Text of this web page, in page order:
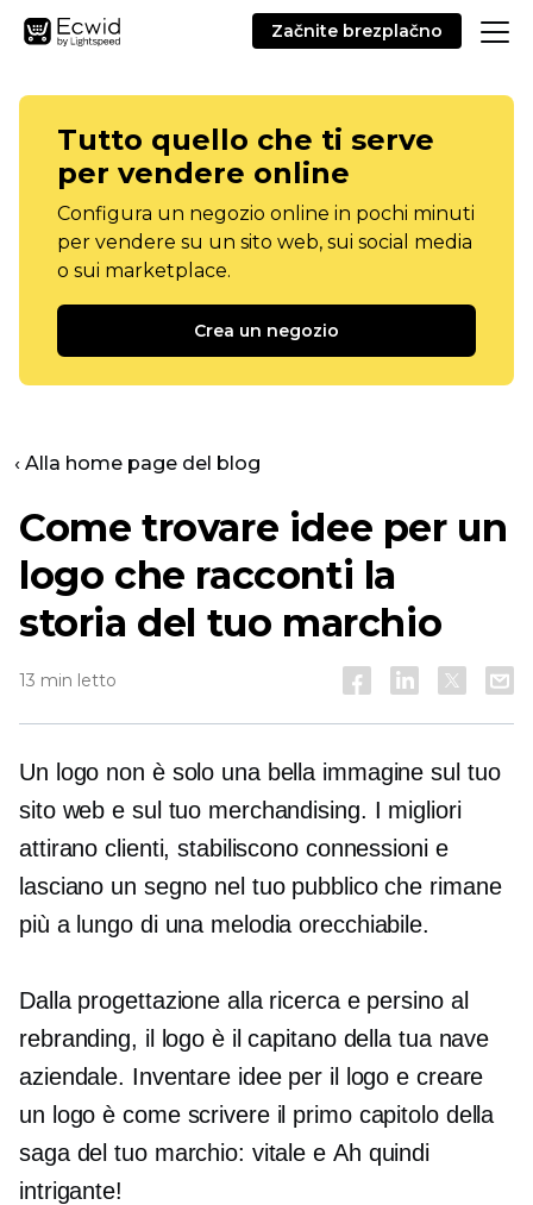
Začnite brezplačno
Tutto quello che ti serve
per vendere online
Configura un negozio online in pochi minuti
per vendere su un sito web, sui social media
o sui marketplace.
Crea un negozio
‹ Alla home page del blog
Come trovare idee per un
logo che racconti la
storia del tuo marchio
13 min letto
Un logo non è solo una bella immagine sul tuo
sito web e sul tuo merchandising. I migliori
attirano clienti, stabiliscono connessioni e
lasciano un segno nel tuo pubblico che rimane
più a lungo di una melodia orecchiabile.
Dalla progettazione alla ricerca e persino al
rebranding, il logo è il capitano della tua nave
aziendale. Inventare idee per il logo e creare
un logo è come scrivere il primo capitolo della
saga del tuo marchio: vitale e Ah quindi
intrigante!